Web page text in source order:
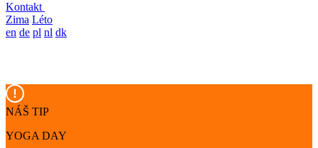
Kontakt
Zima Léto
en de pl nl dk
NÁŠ TIP
YOGA DAY